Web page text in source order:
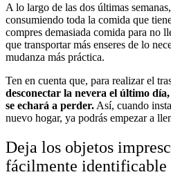
A lo largo de las dos últimas
consumiendo toda la comida que
compres demasiada comida para no
que transportar más enseres de lo
mudanza más práctica.
Ten en cuenta que, para realizar el
desconectar la nevera el último
se echará a perder. Así, cuando
nuevo hogar, ya podrás empezar a
Deja los objetos
fácilmente identificable